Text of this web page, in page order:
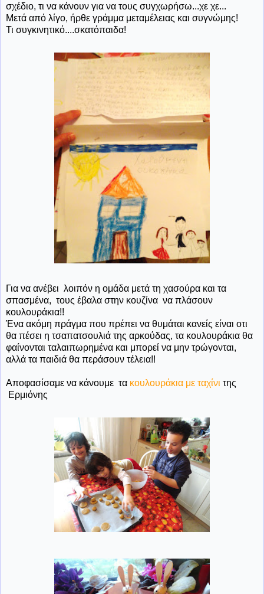
σχέδιο, τι να κάνουν για να τους συγχωρήσω...χε χε...
Μετά από λίγο, ήρθε γράμμα μεταμέλειας και συγνώμης!
Τι συγκινητικό....σκατόπαιδα!
Για να ανέβει λοιπόν η ομάδα μετά τη χασούρα και τα
σπασμένα, τους έβαλα στην κουζίνα να πλάσουν
κουλουράκια!!
Ένα ακόμη πράγμα που πρέπει να θυμάται κανείς είναι οτι
θα πέσει η τσαπατσουλιά της αρκούδας, τα κουλουράκια θα
φαίνονται ταλαιπωρημένα και μπορεί να μην τρώγονται,
αλλά τα παιδιά θα περάσουν τέλεια!!
Αποφασίσαμε να κάνουμε τα κουλουράκια με ταχίνι της
Ερμιόνης